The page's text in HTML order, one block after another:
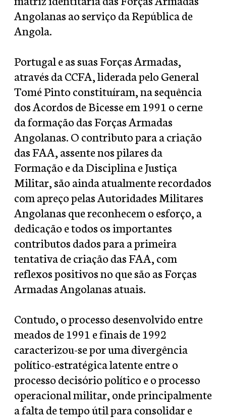
Angolanas ao serviço da República de
Angola.
Portugal e as suas Forças Armadas,
através da CCFA, liderada pelo General
Tomé Pinto constituíram, na sequência
dos Acordos de Bicesse em 1991 o cerne
da formação das Forças Armadas
Angolanas. O contributo para a criação
das FAA, assente nos pilares da
Formação e da Disciplina e Justiça
Militar, são ainda atualmente recordados
com apreço pelas Autoridades Militares
Angolanas que reconhecem o esforço, a
dedicação e todos os importantes
contributos dados para a primeira
tentativa de criação das FAA, com
reflexos positivos no que são as Forças
Armadas Angolanas atuais.
Contudo, o processo desenvolvido entre
meados de 1991 e finais de 1992
caracterizou-se por uma divergência
político-estratégica latente entre o
processo decisório político e o processo
operacional militar, onde principalmente
a falta de tempo útil para consolidar e